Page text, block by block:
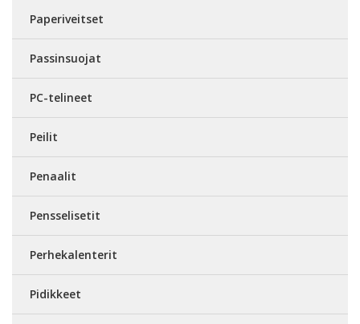
Paperiveitset
Passinsuojat
PC-telineet
Peilit
Penaalit
Pensselisetit
Perhekalenterit
Pidikkeet